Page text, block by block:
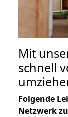
Mit
schnell
Folgende
Netzwerk